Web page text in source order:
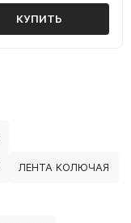
КУПИТЬ
ЛЕНТА КОЛЮЧАЯ